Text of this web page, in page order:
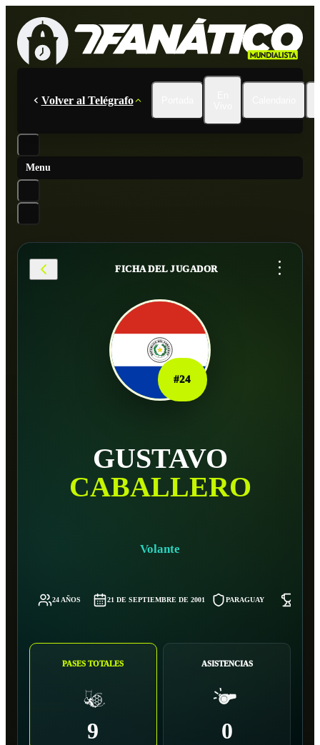
Volver al Telégrafo
Menu
FICHA DEL JUGADOR ...
#24
GUSTAVO
CABALLERO
Volante
24 AÑOS 21 DE SEPTIEMBRE DE 2001 PARAGUAY
PASES TOTALES
9
ASISTENCIAS
0